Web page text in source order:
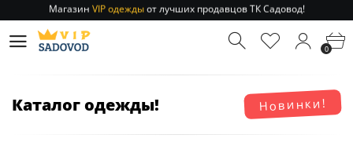
Отправление заказа 1-3 дняпо РФ и МСК!
Магазин
от лучших продавцов ТК Садовод!
0
Новинки!
Каталог одежды!